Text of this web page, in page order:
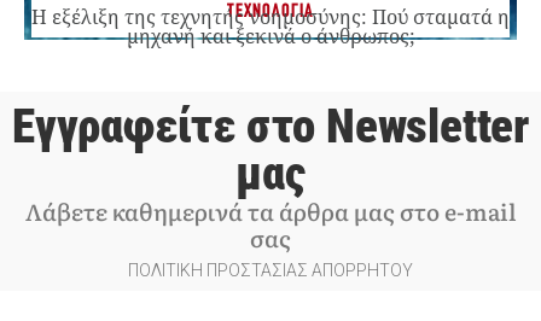
ΤΕΧΝΟΛΟΓΙΑ
Η εξέλιξη της τεχνητής νοημοσύνης: Πού σταματά η
μηχανή και ξεκινά ο άνθρωπος;
Εγγραφείτε στο Newsletter
μας
Λάβετε καθημερινά τα άρθρα μας στο e-mail
σας
ΠΟΛΙΤΙΚΗ ΠΡΟΣΤΑΣΙΑΣ ΑΠΟΡΡΗΤΟΥ